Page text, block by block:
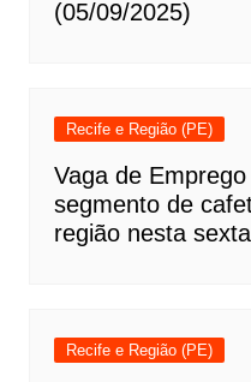
(05/09/2025)
Recife e Região (PE)
Vaga de
segmento de
região nesta
Recife e Região (PE)